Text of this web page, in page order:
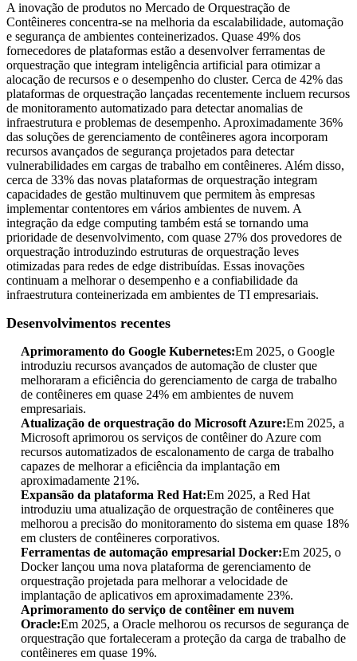
A inovação de produtos no Mercado de Orquestração de
Contêineres concentra-se na melhoria da escalabilidade, automação
e segurança de ambientes conteinerizados. Quase 49% dos
fornecedores de plataformas estão a desenvolver ferramentas de
orquestração que integram inteligência artificial para otimizar a
alocação de recursos e o desempenho do cluster. Cerca de 42% das
plataformas de orquestração lançadas recentemente incluem recursos
de monitoramento automatizado para detectar anomalias de
infraestrutura e problemas de desempenho. Aproximadamente 36%
das soluções de gerenciamento de contêineres agora incorporam
recursos avançados de segurança projetados para detectar
vulnerabilidades em cargas de trabalho em contêineres. Além disso,
cerca de 33% das novas plataformas de orquestração integram
capacidades de gestão multinuvem que permitem às empresas
implementar contentores em vários ambientes de nuvem. A
integração da edge computing também está se tornando uma
prioridade de desenvolvimento, com quase 27% dos provedores de
orquestração introduzindo estruturas de orquestração leves
otimizadas para redes de edge distribuídas. Essas inovações
continuam a melhorar o desempenho e a confiabilidade da
infraestrutura conteinerizada em ambientes de TI empresariais.
Desenvolvimentos recentes
Aprimoramento do Google Kubernetes:Em 2025, o Google
introduziu recursos avançados de automação de cluster que
melhoraram a eficiência do gerenciamento de carga de trabalho
de contêineres em quase 24% em ambientes de nuvem
empresariais.
Atualização de orquestração do Microsoft Azure:Em 2025, a
Microsoft aprimorou os serviços de contêiner do Azure com
recursos automatizados de escalonamento de carga de trabalho
capazes de melhorar a eficiência da implantação em
aproximadamente 21%.
Expansão da plataforma Red Hat:Em 2025, a Red Hat
introduziu uma atualização de orquestração de contêineres que
melhorou a precisão do monitoramento do sistema em quase 18%
em clusters de contêineres corporativos.
Ferramentas de automação empresarial Docker:Em 2025, o
Docker lançou uma nova plataforma de gerenciamento de
orquestração projetada para melhorar a velocidade de
implantação de aplicativos em aproximadamente 23%.
Aprimoramento do serviço de contêiner em nuvem
Oracle:Em 2025, a Oracle melhorou os recursos de segurança de
orquestração que fortaleceram a proteção da carga de trabalho de
contêineres em quase 19%.